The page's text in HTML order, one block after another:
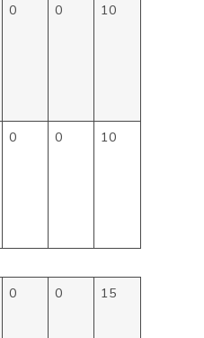
0 0 10
0 0 10
0 0 15